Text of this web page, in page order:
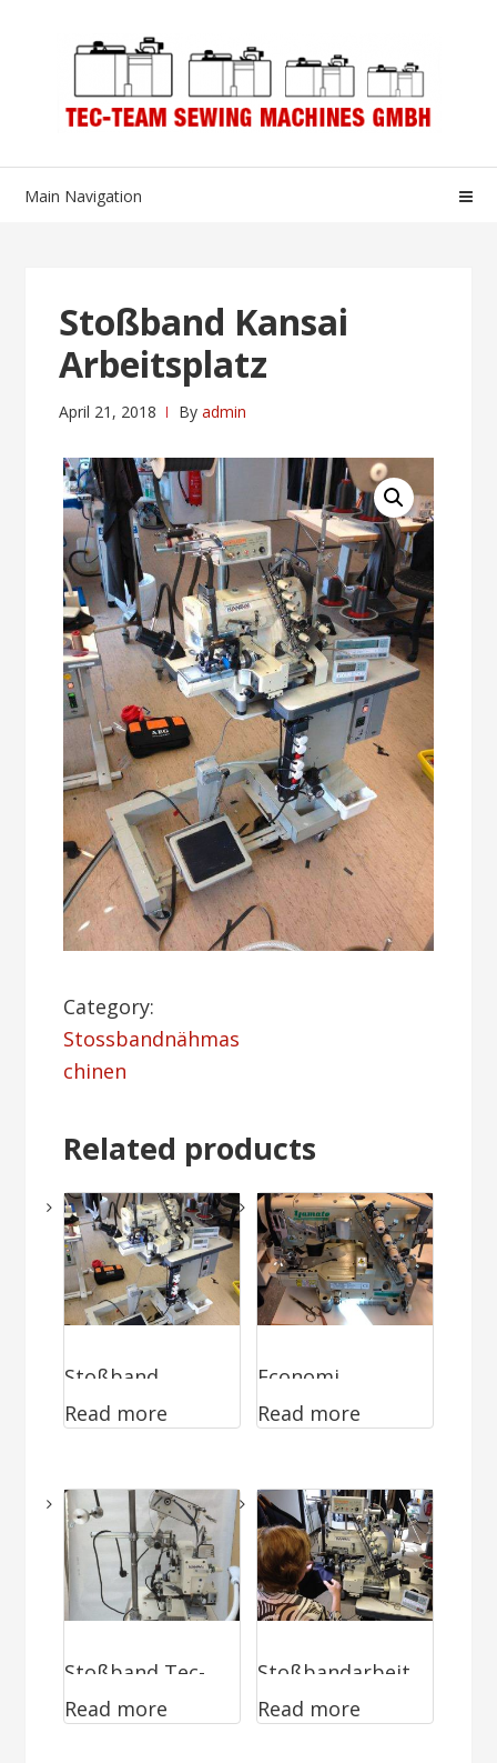
Main Navigation
Stoßband Kansai
Arbeitsplatz
April 21, 2018 Byadmin
Category:
Stossbandnähmas
chinen
Related products
Stoßband
Vollautomat mit
ren Pedestal
und EFKA
Steuerung
Read more
Economi
Ausführung
Read more
Stoßband Tec-
Team 008
Read more
Stoßbandarbeit
splatz
Read more